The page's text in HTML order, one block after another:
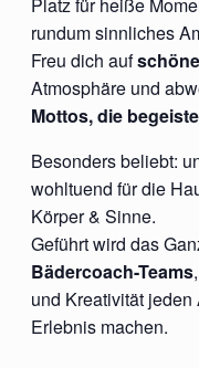
rundum sinnliches
Freu dich auf
Atmosphäre und
Mottos, die
Besonders beliebt:
wohltuend für die
Körper & Sinne.
Geführt wird das
Bädercoach-Teams
und Kreativität
Erlebnis machen.